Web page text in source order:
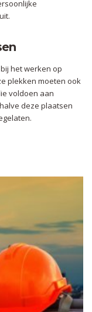
het werken op
plekken moeten ook
voldoen aan
deze plaatsen